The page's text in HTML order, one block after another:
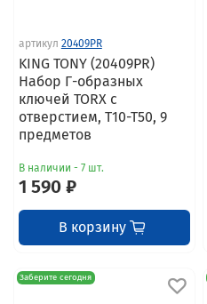
артикул 20409PR
KING TONY (20409PR)
Набор Г-образных
ключей TORX с
отверстием, T10-T50, 9
предметов
В наличии - 7 шт.
1 590 ₽
В корзину
Заберите сегодня